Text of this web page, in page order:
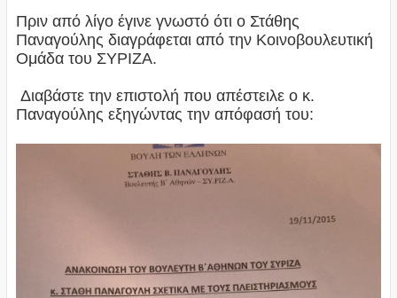
Πριν από λίγο έγινε γνωστό ότι ο Στάθης
Παναγούλης διαγράφεται από την Κοινοβουλευτική
Ομάδα του ΣΥΡΙΖΑ.
Διαβάστε την επιστολή που απέστειλε ο κ.
Παναγούλης εξηγώντας την απόφασή του: